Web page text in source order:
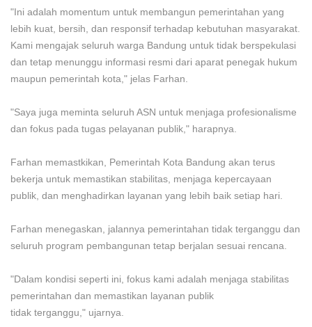
"Ini adalah momentum untuk membangun pemerintahan yang
lebih kuat, bersih, dan responsif terhadap kebutuhan masyarakat.
Kami mengajak seluruh warga Bandung untuk tidak berspekulasi
dan tetap menunggu informasi resmi dari aparat penegak hukum
maupun pemerintah kota," jelas Farhan.
"Saya juga meminta seluruh ASN untuk menjaga profesionalisme
dan fokus pada tugas pelayanan publik," harapnya.
Farhan memastkikan, Pemerintah Kota Bandung akan terus
bekerja untuk memastikan stabilitas, menjaga kepercayaan
publik, dan menghadirkan layanan yang lebih baik setiap hari.
Farhan menegaskan, jalannya pemerintahan tidak terganggu dan
seluruh program pembangunan tetap berjalan sesuai rencana.
"Dalam kondisi seperti ini, fokus kami adalah menjaga stabilitas
pemerintahan dan memastikan layanan publik
tidak terganggu," ujarnya.